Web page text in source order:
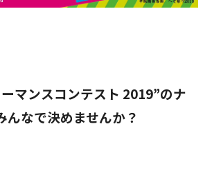
マンスコンテスト 2019”のナ
んなで決めませんか？